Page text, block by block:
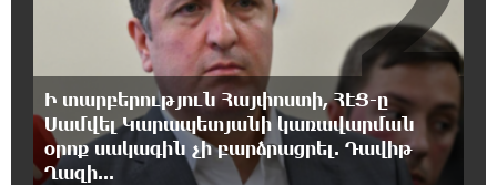
0:00:14 8-08-2026
Երգչուհի Բեյոնսեն ​​4 դատական հայց է
ներկայացրել Թուրքիայում
23:41:24 7-08-2026
Երևանյան լճում իրականացվել են մաքրման
Ի տարբերություն Հայփոստի, ՀԷՑ-ը
Սամվել Կարապետյանի կառավարման
օրոք սակագին չի բարձրացրել. Դավիթ
Ղազի...